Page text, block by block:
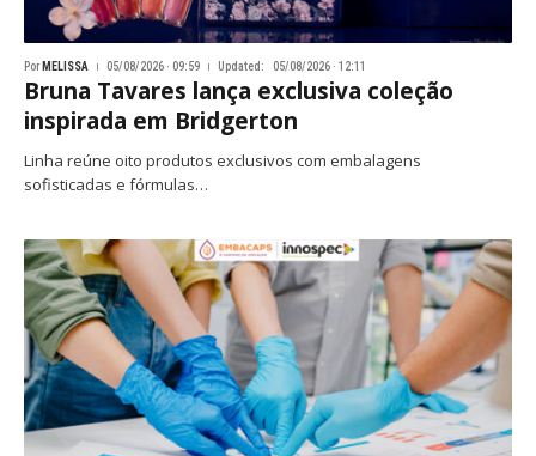
Por MELISSA 05/08/2026 · 09:59 Updated: 05/08/2026 · 12:11
Bruna Tavares lança exclusiva coleção
inspirada em Bridgerton
Linha reúne oito produtos exclusivos com embalagens
sofisticadas e fórmulas…